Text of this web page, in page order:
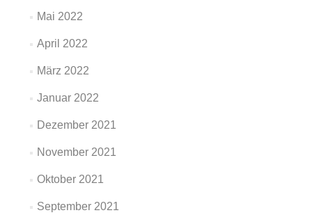
Mai 2022
April 2022
März 2022
Januar 2022
Dezember 2021
November 2021
Oktober 2021
September 2021